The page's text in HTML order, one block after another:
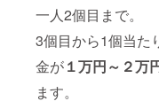
一人2個目まで。
3個目から1個当た
金が１万円～２万
ます。